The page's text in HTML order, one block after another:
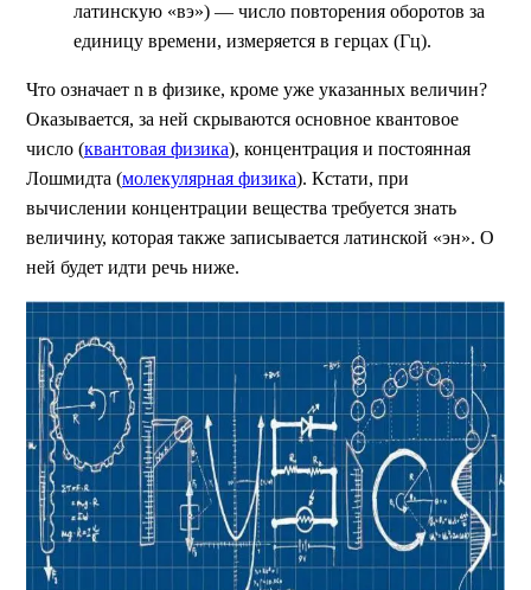
латинскую «вэ») — число повторения оборотов за
единицу времени, измеряется в герцах (Гц).
Что означает n в физике, кроме уже указанных величин?
Оказывается, за ней скрываются основное квантовое
число (квантовая физика), концентрация и постоянная
Лошмидта (молекулярная физика). Кстати, при
вычислении концентрации вещества требуется знать
величину, которая также записывается латинской «эн». О
ней будет идти речь ниже.